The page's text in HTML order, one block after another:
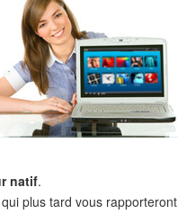
natif.
plus tard vous rapporteront